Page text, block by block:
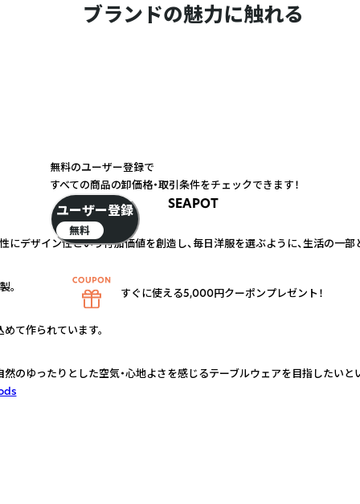
ブランドの魅力に触れる
SEAPOT
にデザイン性という付加価値を創造し、毎日洋服を選ぶように、生活の一
。
て作られています。
のゆったりとした空気・心地よさを感じるテーブルウェアを目指したいと
無料のユーザー登録で
すべての商品の卸価格・取引条件をチェックできます！
ユーザー登録
無料
すぐに使える5,000円クーポンプレゼント！